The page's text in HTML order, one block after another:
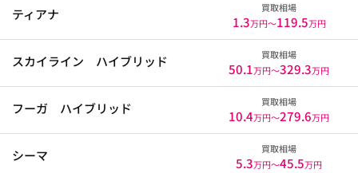
ティアナ 買取相場
1.3万円〜119.5万円
スカイライン ハイブリッド 買取相場
50.1万円〜329.3万円
フーガ ハイブリッド 買取相場
10.4万円〜279.6万円
シーマ 買取相場
5.3万円〜45.5万円